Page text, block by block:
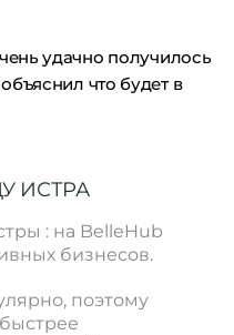
удачно получилось
что будет в
ИСТРА
: на BelleHub
бизнесов.
поэтому